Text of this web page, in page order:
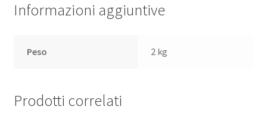
RAM
512GB
GREY
Informazioni aggiuntive
Peso 2 kg
Prodotti correlati